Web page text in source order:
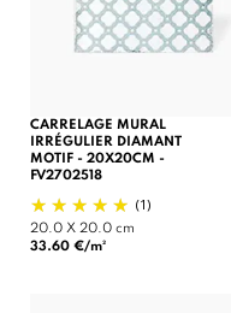
CARRELAGE MURAL
IRRÉGULIER DIAMANT
MOTIF - 20X20CM -
FV2702518
(1)
20.0 X 20.0 cm
33.60 €/m²